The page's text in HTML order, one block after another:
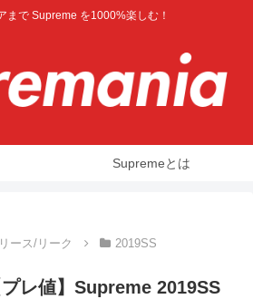
まで Supreme を1000%楽しむ！
Supremeとは
ース/リーク 2019SS
プレ値】Supreme 2019SS